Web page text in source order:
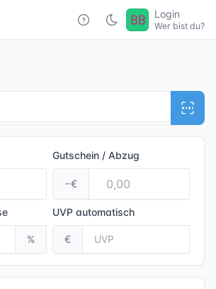
Login
Wer bist du?
Gutschein / Abzug
−€
%
UVPautomatisch
€